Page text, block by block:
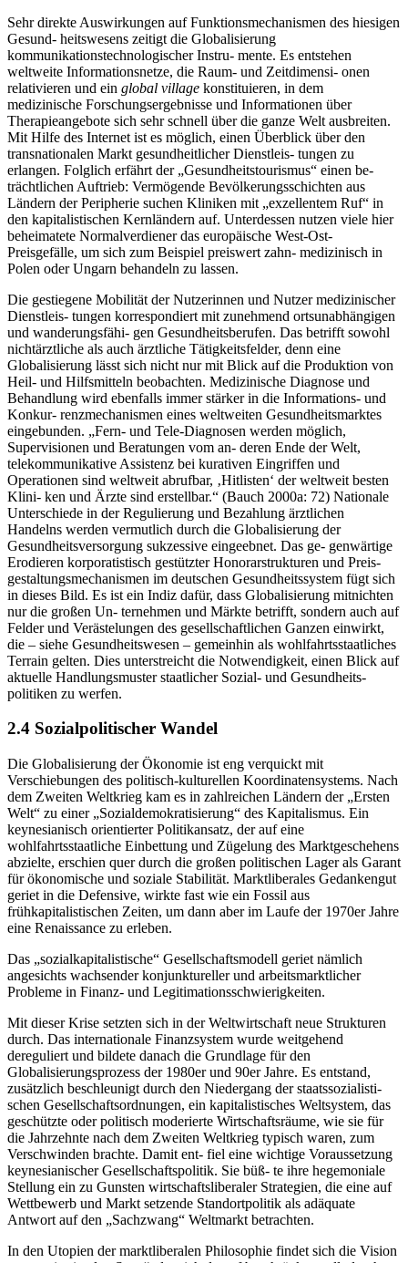
Sehr direkte Auswirkungen auf Funktionsmechanismen des hiesigen
Gesund- heitswesens zeitigt die Globalisierung
kommunikationstechnologischer Instru- mente. Es entstehen
weltweite Informationsnetze, die Raum- und Zeitdimensi- onen
relativieren und ein global village konstituieren, in dem
medizinische Forschungsergebnisse und Informationen über
Therapieangebote sich sehr schnell über die ganze Welt ausbreiten.
Mit Hilfe des Internet ist es möglich, einen Überblick über den
transnationalen Markt gesundheitlicher Dienstleis- tungen zu
erlangen. Folglich erfährt der „Gesundheitstourismus“ einen be-
trächtlichen Auftrieb: Vermögende Bevölkerungsschichten aus
Ländern der Peripherie suchen Kliniken mit „exzellentem Ruf“ in
den kapitalistischen Kernländern auf. Unterdessen nutzen viele hier
beheimatete Normalverdiener das europäische West-Ost-
Preisgefälle, um sich zum Beispiel preiswert zahn- medizinisch in
Polen oder Ungarn behandeln zu lassen.
Die gestiegene Mobilität der Nutzerinnen und Nutzer medizinischer
Dienstleis- tungen korrespondiert mit zunehmend ortsunabhängigen
und wanderungsfähi- gen Gesundheitsberufen. Das betrifft sowohl
nichtärztliche als auch ärztliche Tätigkeitsfelder, denn eine
Globalisierung lässt sich nicht nur mit Blick auf die Produktion von
Heil- und Hilfsmitteln beobachten. Medizinische Diagnose und
Behandlung wird ebenfalls immer stärker in die Informations- und
Konkur- renzmechanismen eines weltweiten Gesundheitsmarktes
eingebunden. „Fern- und Tele-Diagnosen werden möglich,
Supervisionen und Beratungen vom an- deren Ende der Welt,
telekommunikative Assistenz bei kurativen Eingriffen und
Operationen sind weltweit abrufbar, ‚Hitlisten‘ der weltweit besten
Klini- ken und Ärzte sind erstellbar.“ (Bauch 2000a: 72) Nationale
Unterschiede in der Regulierung und Bezahlung ärztlichen
Handelns werden vermutlich durch die Globalisierung der
Gesundheitsversorgung sukzessive eingeebnet. Das ge- genwärtige
Erodieren korporatistisch gestützter Honorarstrukturen und Preis-
gestaltungsmechanismen im deutschen Gesundheitssystem fügt sich
in dieses Bild. Es ist ein Indiz dafür, dass Globalisierung mitnichten
nur die großen Un- ternehmen und Märkte betrifft, sondern auch auf
Felder und Verästelungen des gesellschaftlichen Ganzen einwirkt,
die – siehe Gesundheitswesen – gemeinhin als wohlfahrtsstaatliches
Terrain gelten. Dies unterstreicht die Notwendigkeit, einen Blick auf
aktuelle Handlungsmuster staatlicher Sozial- und Gesundheits-
politiken zu werfen.
2.4 Sozialpolitischer Wandel
Die Globalisierung der Ökonomie ist eng verquickt mit
Verschiebungen des politisch-kulturellen Koordinatensystems. Nach
dem Zweiten Weltkrieg kam es in zahlreichen Ländern der „Ersten
Welt“ zu einer „Sozialdemokratisierung“ des Kapitalismus. Ein
keynesianisch orientierter Politikansatz, der auf eine
wohlfahrtsstaatliche Einbettung und Zügelung des Marktgeschehens
abzielte, erschien quer durch die großen politischen Lager als Garant
für ökonomische und soziale Stabilität. Marktliberales Gedankengut
geriet in die Defensive, wirkte fast wie ein Fossil aus
frühkapitalistischen Zeiten, um dann aber im Laufe der 1970er Jahre
eine Renaissance zu erleben.
Das „sozialkapitalistische“ Gesellschaftsmodell geriet nämlich
angesichts wachsender konjunktureller und arbeitsmarktlicher
Probleme in Finanz- und Legitimationsschwierigkeiten.
Mit dieser Krise setzten sich in der Weltwirtschaft neue Strukturen
durch. Das internationale Finanzsystem wurde weitgehend
dereguliert und bildete danach die Grundlage für den
Globalisierungsprozess der 1980er und 90er Jahre. Es entstand,
zusätzlich beschleunigt durch den Niedergang der staatssozialisti-
schen Gesellschaftsordnungen, ein kapitalistisches Weltsystem, das
geschützte oder politisch moderierte Wirtschaftsräume, wie sie für
die Jahrzehnte nach dem Zweiten Weltkrieg typisch waren, zum
Verschwinden brachte. Damit ent- fiel eine wichtige Voraussetzung
keynesianischer Gesellschaftspolitik. Sie büß- te ihre hegemoniale
Stellung ein zu Gunsten wirtschaftsliberaler Strategien, die eine auf
Wettbewerb und Markt setzende Standortpolitik als adäquate
Antwort auf den „Sachzwang“ Weltmarkt betrachten.
In den Utopien der marktliberalen Philosophie findet sich die Vision